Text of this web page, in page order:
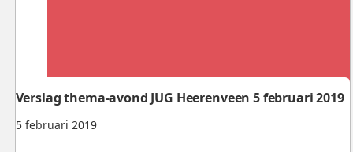
5 februari 2019
Verslag thema-avond JUG Heerenveen 5 februari 2019